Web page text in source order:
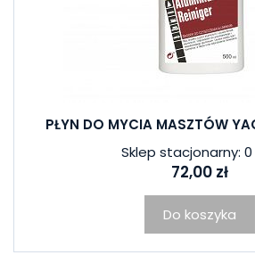
PŁYN DO MYCIA MASZTÓW
Sklep stacjonarny:
72,00 zł
Do koszyka